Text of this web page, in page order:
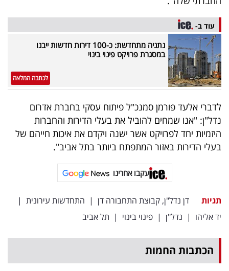
עוד ב-
נתניה מתחדשת: כ-100 דירות חדשות ייבנו
במסגרת פרויקט פינוי בינוי
לכתבה המלאה
לדברי אלעד פורמן סמנכ"ל פיתוח עסקי בחברת אדרום
נדל"ן: "אנו שמחים להוביל את בעלי הדירות והחברות
היזמיות יחד לפרויקט אשר ישנה ויקדם את איכות חייהם של
בעלי הדירות באזור המתפתח ביותר בתל אביב".
עקבו אחרינו
תגיות דן נדל"ן, קבוצת התחבורה דן | התחדשות עירונית |
יד אליהו | נדל"ן | פינוי בינוי | תל אביב
הכתבות החמות